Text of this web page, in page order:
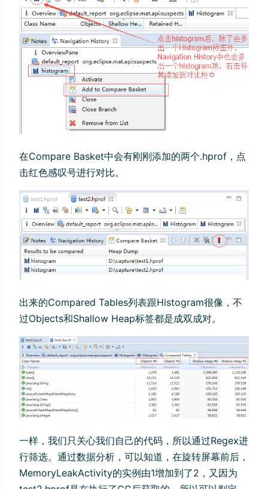
在Compare Basket中会有刚刚添加的两个.hprof，点
击红色感叹号进行对比。
出来的Compared Tables列表跟Histogram很像，不
过Objects和Shallow Heap标签都是成双成对。
一样，我们只关心我们自己的代码，所以通过Regex进
行筛选。通过数据分析，可以知道，在旋转屏幕前后，
MemoryLeakActivity的实例由1增加到了2，又因为